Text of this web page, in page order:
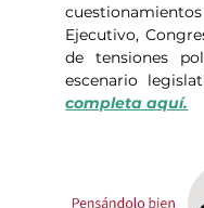
Ejecutivo,
de tensiones
escenario
completa aquí.